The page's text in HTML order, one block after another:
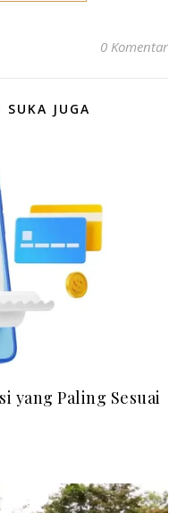
0 Komentar
JUGA
yang Paling Sesuai